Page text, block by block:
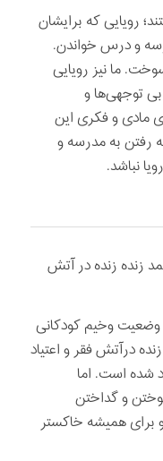
رویایی که برایشان
و درس خواندن.
ما نیز رویایی
توجهی‌ها و
مادی و فکری این
رفتن به مدرسه و
نباشد.
زنده زنده در آتش
وخیم کودکانی
درآتش فقر و اعتیاد
شده است. اما
و گداختن
برای همیشه خاکستر